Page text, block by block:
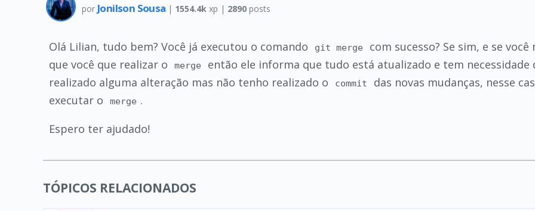
por Jonilson Sousa | 1554.4k xp | 2890 posts
Olá Lilian, tudo bem? Você já executou o comando git merge
com sucesso? Se sim, e se
que você que realizar o
merge
então ele informa que tudo está atualizado e tem
realizado alguma alteração mas não tenho realizado o
commit
das novas mudanças, nesse
executar o
merge .
Espero ter ajudado!
TÓPICOS RELACIONADOS